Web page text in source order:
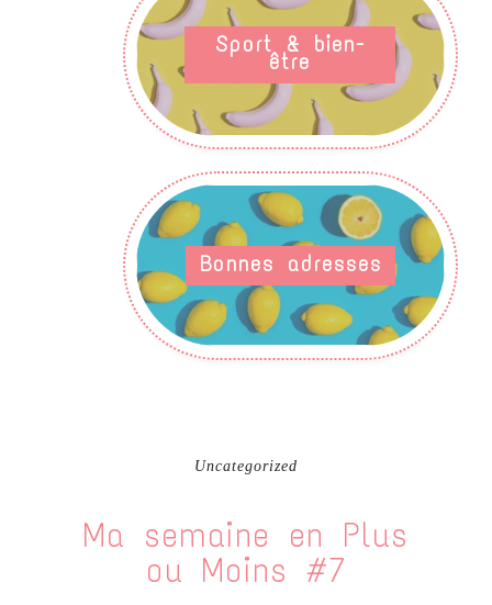
Sport & bien-
être
Bonnes adresses
Uncategorized
Ma semaine en Plus
ou Moins #7